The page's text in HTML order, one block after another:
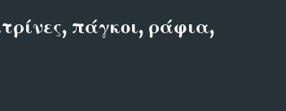
πάγκοι, ράφια,